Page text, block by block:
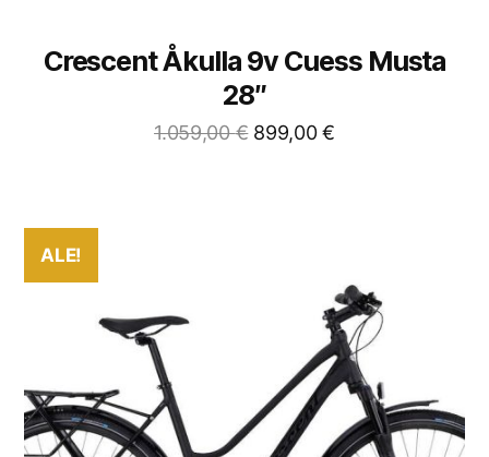
Crescent Åkulla 9v Cuess Musta
28″
1.059,00€ 899,00€
ALE!